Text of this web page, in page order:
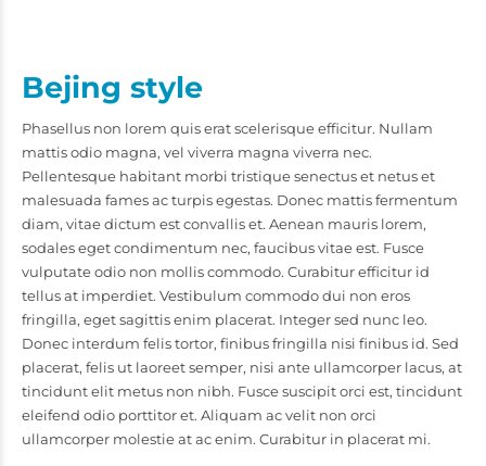
Bejing style
Phasellus non lorem quis erat scelerisque efficitur. Nullam
mattis odio magna, vel viverra magna viverra nec.
Pellentesque habitant morbi tristique senectus et netus et
malesuada fames ac turpis egestas. Donec mattis fermentum
diam, vitae dictum est convallis et. Aenean mauris lorem,
sodales eget condimentum nec, faucibus vitae est. Fusce
vulputate odio non mollis commodo. Curabitur efficitur id
tellus at imperdiet. Vestibulum commodo dui non eros
fringilla, eget sagittis enim placerat. Integer sed nunc leo.
Donec interdum felis tortor, finibus fringilla nisi finibus id. Sed
placerat, felis ut laoreet semper, nisi ante ullamcorper lacus, at
tincidunt elit metus non nibh. Fusce suscipit orci est, tincidunt
eleifend odio porttitor et. Aliquam ac velit non orci
ullamcorper molestie at ac enim. Curabitur in placerat mi.